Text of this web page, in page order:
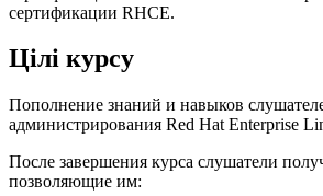
сертификации RHCE.
Цілі курсу
Пополнение знаний и навыков
администрирования Red Hat Enterprise
После завершения курса слушатели
позволяющие им: